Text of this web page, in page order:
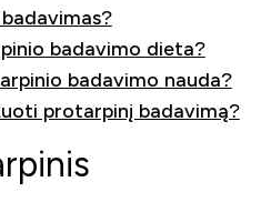
badavimo dieta?
badavimo nauda?
protarpinį badavimą?